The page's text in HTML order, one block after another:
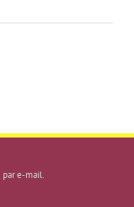
par e-mail.